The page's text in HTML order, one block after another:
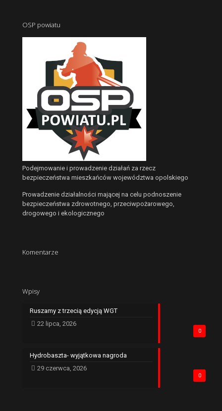
OSP powiatu
Podejmowanie i prowadzenie działań za rzecz
bezpieczeństwa mieszkańców województwa opolskiego
Prowadzenie działalności mającej na celu podnoszenie
bezpieczeństwa zdrowotnego, przeciwpożarowego,
drogowego i ekologicznego
Komentarze
Wpisy
0
Ruszamy z trzecią edycją WGT
22 lipca, 2026
0
Hydrobaszta- wyjątkowa nagroda
29 czerwca, 2026